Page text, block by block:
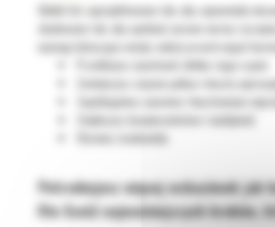
Silniki Cat zaprojektowano tak, aby zapewniały
zbudowane tak, aby spełniać surowe normy i
wymogi dotyczące emisji, należy przestrzegać
Przedłużysz żywotność silnika i jego części
Zmniejszysz zużycie paliwa i koszty
Zapobiegniesz awariom i kosztownym
Zwiększysz bezpieczeństwo i wydajność
Chronisz środowisko
Potrzebujesz więcej wskazówek jak
Oto Sześć najważniejszych kroków,